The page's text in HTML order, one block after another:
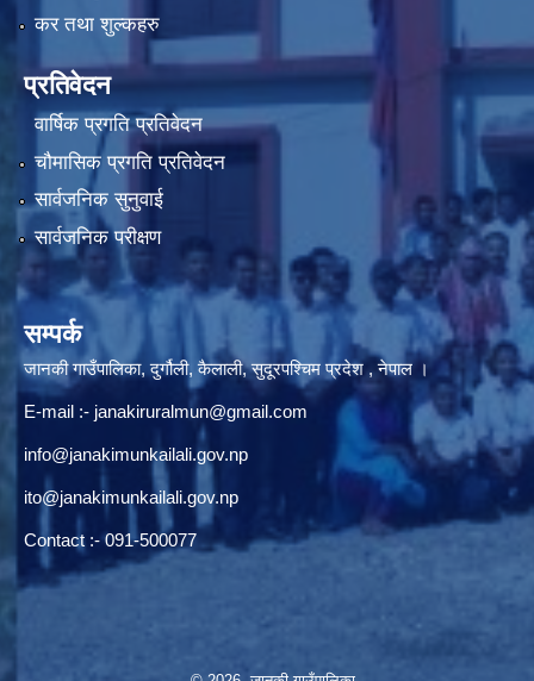
कर तथा शुल्कहरु
प्रतिवेदन
वार्षिक प्रगति प्रतिवेदन
चौमासिक प्रगति प्रतिवेदन
सार्वजनिक सुनुवाई
सार्वजनिक परीक्षण
सम्पर्क
जानकी गाउँपालिका, दुर्गौली, कैलाली, सुदूरपश्चिम प्रदेश , नेपाल ।
E-mail :- janakiruralmun@gmail.com
info@janakimunkailali.gov.np
ito@janakimunkailali.gov.np
Contact :- 091-500077